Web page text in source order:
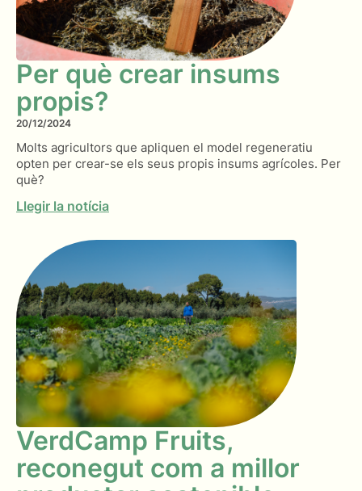
Per què crear insums
propis?
20/12/2024
Molts agricultors que apliquen el model regeneratiu
opten per crear-se els seus propis insums agrícoles. Per
què?
Llegir la notícia
VerdCamp Fruits,
reconegut com a millor